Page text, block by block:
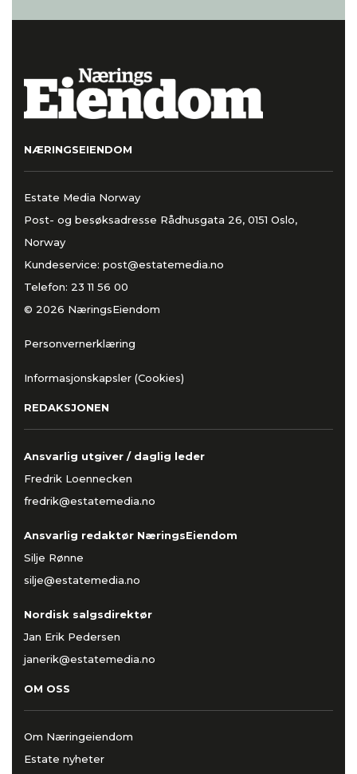
NÆRINGSEIENDOM
Estate Media Norway
Post- og besøksadresse Rådhusgata 26, 0151 Oslo,
Norway
Kundeservice: post@estatemedia.no
Telefon: 23 11 56 00
© 2026 NæringsEiendom
Personvernerklæring
Informasjonskapsler (Cookies)
REDAKSJONEN
Ansvarlig utgiver / daglig leder
Fredrik Loennecken
fredrik@estatemedia.no
Ansvarlig redaktør NæringsEiendom
Silje Rønne
silje@estatemedia.no
Nordisk salgsdirektør
Jan Erik Pedersen
janerik@estatemedia.no
OM OSS
Om Næringeiendom
Estate nyheter